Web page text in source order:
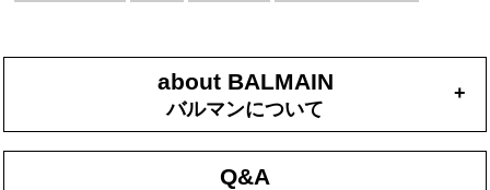
about BALMAIN
バルマンについて
+
Q&A